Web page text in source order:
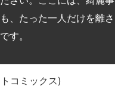
、たった一人だけを離さ
す。
コミックス)